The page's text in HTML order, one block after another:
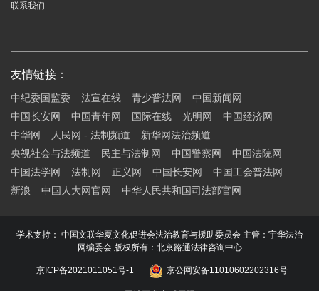
联系我们
友情链接：
中纪委国监委 法宣在线 青少普法网
中国新闻网
中国长安网
中国青年网 国际在线 光明网
中国经济网
中华网
人民网 - 法制频道
新华网法治频道
央视社会与法频道
民主与法制网 中国警察网
中国法院网
中国法学网
法制网 正义网 中国长安网
中国工会普法网
新浪
中国人大网官网 中华人民共和国司法部官网
学术支持： 中国文联华夏文化促进会法治教育与援助委员会 主管：宇华法治
网编委会 版权所有：北京路通法律咨询中心
京ICP备2021011051号-1 京公网安备11010602202316号